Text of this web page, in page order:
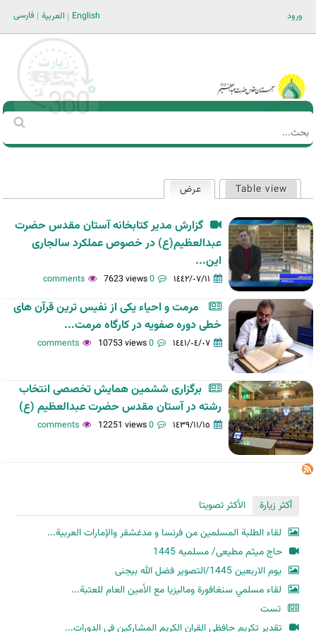
ورود فارسی العربية English
Main men-AR
استمارة
‏
الأساسية
Table view عرض
گزارش مدیر کتابخانه آستان مقدس حضرت
عبدالعظیم(ع) در خصوص عملکرد سالجاری
این...
١٤٤٢/٠٧/١١ 0 comments
7623 views
مرمت و احیاء یکی از نفیس ترین قرآن های
خطی دوره صفویه در کارگاه مرمت...
١٤٤١/٠٤/٠٧ 0 comments
10753 views
برگزاری ششمین همایش تخصصی انتخاب
رشته در آستان مقدس حضرت عبدالعظیم (ع)
١٤٣٩/١١/١٥ 0 comments
12251 views
أكثر زيارة
الأكثر تصويتا
لقاء الطلبة المسلمين من فرنسا و مدغشقر والإمارات العربية...
حاج میثم مطیعی/ مسلمیه 1445
یوم الاربعین 1445/التصویر فضل الله بیجنی
لقاء مسلمي سنغافورة وماليزيا مع الأمين العام للعتبة...
تست
تقدير تكريم حافظي القران الكريم المشاركين في الدورات...